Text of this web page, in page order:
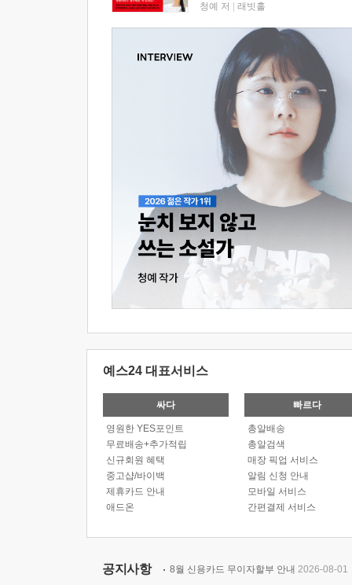
청예 저 래빗홀
예스24 대표서비스
싸다
영원한 YES포인트
무료배송+추가적립
신규회원 혜택
중고샵/바이백
제휴카드 안내
애드온
빠르다
총알배송
총알검색
매장 픽업 서비스
알림 신청 안내
모바일 서비스
간편결제 서비스
공지사항 8월 신용카드 무이자할부 안내 2026-08-01